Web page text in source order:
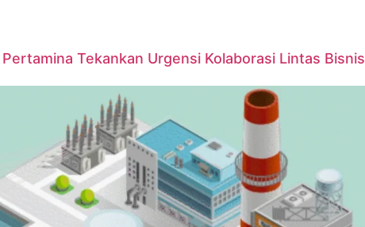
Tekankan Urgensi Kolaborasi Lintas Bisnis